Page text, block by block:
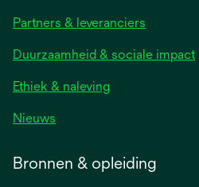
Partners & leveranciers
Duurzaamheid & sociale impact
Ethiek & naleving
Nieuws
Bronnen & opleiding